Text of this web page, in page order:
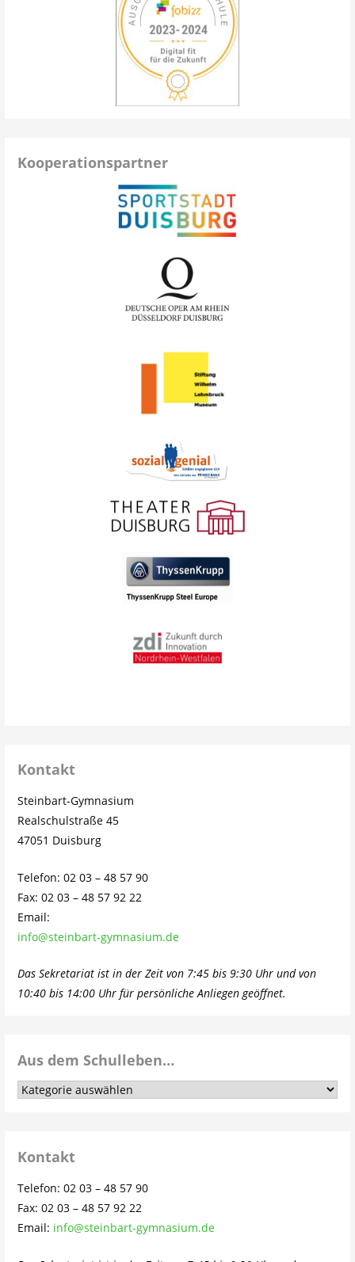
Kooperationspartner
Kontakt
Steinbart-Gymnasium
Realschulstraße 45
47051 Duisburg
Telefon: 02 03 – 48 57 90
Fax: 02 03 – 48 57 92 22
Email:
info@steinbart-gymnasium.de
Das Sekretariat ist in der Zeit von 7:45 bis 9:30 Uhr und von
10:40 bis 14:00 Uhr für persönliche Anliegen geöffnet.
Aus dem Schulleben…
Aus
Kontakt
Telefon: 02 03 – 48 57 90
Fax: 02 03 – 48 57 92 22
Email: info@steinbart-gymnasium.de